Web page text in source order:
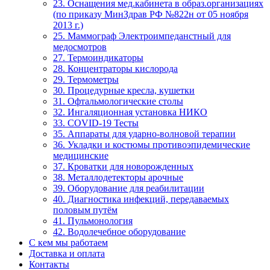
23. Оснащения мед.кабинета в образ.организациях
(по приказу МинЗдрав РФ №822н от 05 ноября
2013 г.)
25. Маммограф Электроимпеданстный для
медосмотров
27. Термоиндикаторы
28. Концентраторы кислорода
29. Термометры
30. Процедурные кресла, кушетки
31. Офтальмологические столы
32. Ингаляционная установка НИКО
33. COVID-19 Тесты
35. Аппараты для ударно-волновой терапии
36. Укладки и костюмы противоэпидемические
медицинские
37. Кроватки для новорожденных
38. Металлодетекторы арочные
39. Оборудование для реабилитации
40. Диагностика инфекций, передаваемых
половым путём
41. Пульмонология
42. Водолечебное оборудование
С кем мы работаем
Доставка и оплата
Контакты